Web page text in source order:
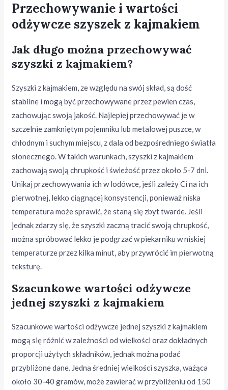
Przechowywanie i wartości
odżywcze szyszek z kajmakiem
Jak długo można przechowywać
szyszki z kajmakiem?
Szyszki z kajmakiem, ze względu na swój skład, są dość
stabilne i mogą być przechowywane przez pewien czas,
zachowując swoją jakość. Najlepiej przechowywać je w
szczelnie zamkniętym pojemniku lub metalowej puszce, w
chłodnym i suchym miejscu, z dala od bezpośredniego światła
słonecznego. W takich warunkach, szyszki z kajmakiem
zachowają swoją chrupkość i świeżość przez około 5-7 dni.
Unikaj przechowywania ich w lodówce, jeśli zależy Ci na ich
pierwotnej, lekko ciągnącej konsystencji, ponieważ niska
temperatura może sprawić, że staną się zbyt twarde. Jeśli
jednak zdarzy się, że szyszki zaczną tracić swoją chrupkość,
można spróbować lekko je podgrzać w piekarniku w niskiej
temperaturze przez kilka minut, aby przywrócić im pierwotną
teksturę.
Szacunkowe wartości odżywcze
jednej szyszki z kajmakiem
Szacunkowe wartości odżywcze jednej szyszki z kajmakiem
mogą się różnić w zależności od wielkości oraz dokładnych
proporcji użytych składników, jednak można podać
przybliżone dane. Jedna średniej wielkości szyszka, ważąca
około 30-40 gramów, może zawierać w przybliżeniu od 150